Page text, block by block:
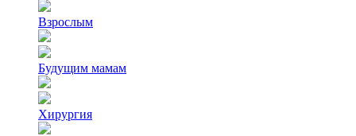
Взрослым
Будущим мамам
Хирургия